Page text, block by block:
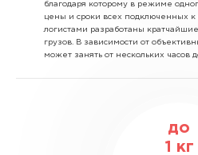
благодаря которому в режиме
цены и сроки всех подключенных к
логистами разработаны
грузов. В зависимости от
может занять от нескольких часов
до
1
кг